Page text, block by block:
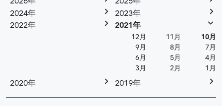
2024年
2023年
2022年
2021年
12月 11月
10月
9月
8月
7月
6月
5月
4月
3月
2月 1月
2020年 2019年